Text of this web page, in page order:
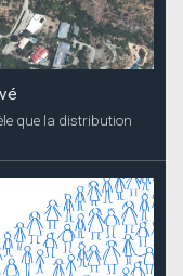
que la distribution